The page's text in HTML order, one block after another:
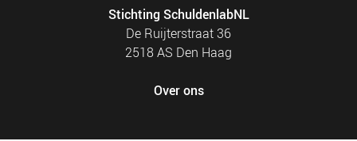
Stichting SchuldenlabNL
De Ruijterstraat 36
2518 AS Den Haag
Over ons